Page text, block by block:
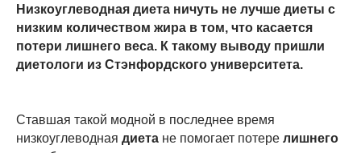
Низкоуглеводная диета ничуть не лучше диеты с
низким количеством жира в том, что касается
потери лишнего веса. К такому выводу пришли
диетологи из Стэнфордского университета.
Ставшая такой модной в последнее время
низкоуглеводная диета не помогает потере лишнего